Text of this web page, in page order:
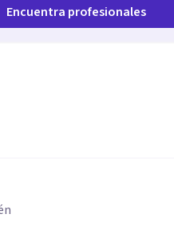
Encuentra profesionales